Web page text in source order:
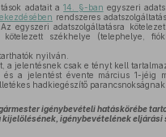
adatait a14. §-ban egyszeri
rendszeres
egyszeri adatszolgáltatásra
székhelye (telephelye,
nyilván.
a jelentésnek csak e tényt kell
a jelentést évente március 1-jéig
hadkiegészítő parancsnokságnak.
igénybevételi hatáskörébe
igénybevételének eljárási